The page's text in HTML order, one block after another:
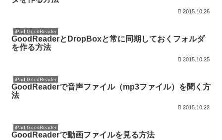
2015.10.26
iPad GoodReader
GoodReaderとDropBoxと常に同期しておくフォルダ
を作る方法
2015.10.25
iPad GoodReader
GoodReaderで音声ファイル（mp3ファイル）を聞く方
法
2015.10.22
iPad GoodReader
GoodReaderで動画ファイルを見る方法